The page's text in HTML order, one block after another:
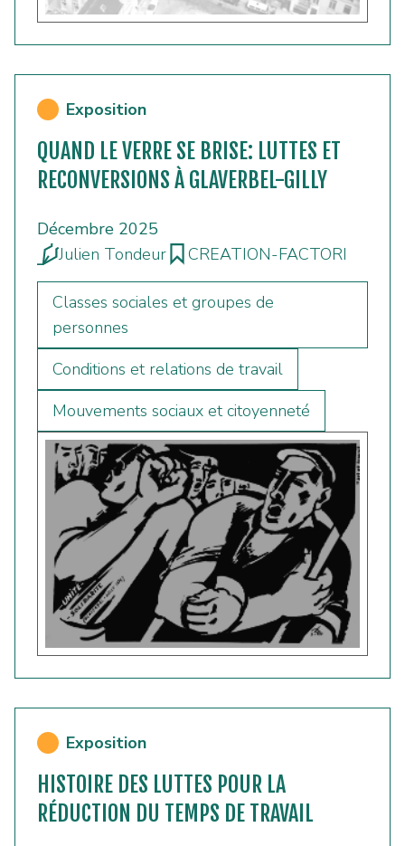
Exposition
QUAND LE VERRE SE BRISE: LUTTES ET
RECONVERSIONS À GLAVERBEL-GILLY
Décembre 2025
Julien Tondeur
CREATION-FACTORI
Classes sociales et groupes de
personnes
Conditions et relations de travail
Mouvements sociaux et citoyenneté
Exposition
HISTOIRE DES LUTTES POUR LA
RÉDUCTION DU TEMPS DE TRAVAIL